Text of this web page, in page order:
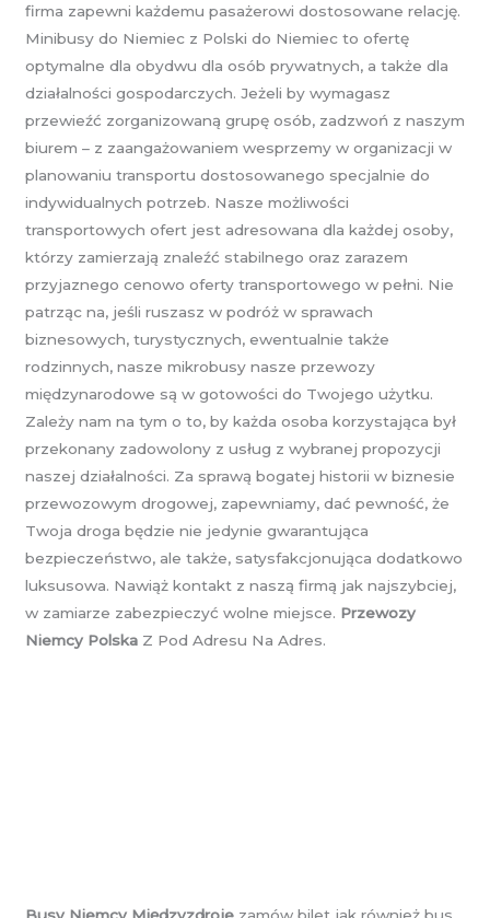
firma zapewni każdemu pasażerowi dostosowane relację.
Minibusy do Niemiec z Polski do Niemiec to ofertę
optymalne dla obydwu dla osób prywatnych, a także dla
działalności gospodarczych. Jeżeli by wymagasz
przewieźć zorganizowaną grupę osób, zadzwoń z naszym
biurem – z zaangażowaniem wesprzemy w organizacji w
planowaniu transportu dostosowanego specjalnie do
indywidualnych potrzeb. Nasze możliwości
transportowych ofert jest adresowana dla każdej osoby,
którzy zamierzają znaleźć stabilnego oraz zarazem
przyjaznego cenowo oferty transportowego w pełni. Nie
patrząc na, jeśli ruszasz w podróż w sprawach
biznesowych, turystycznych, ewentualnie także
rodzinnych, nasze mikrobusy nasze przewozy
międzynarodowe są w gotowości do Twojego użytku.
Zależy nam na tym o to, by każda osoba korzystająca był
przekonany zadowolony z usług z wybranej propozycji
naszej działalności. Za sprawą bogatej historii w biznesie
przewozowym drogowej, zapewniamy, dać pewność, że
Twoja droga będzie nie jedynie gwarantująca
bezpieczeństwo, ale także, satysfakcjonująca dodatkowo
luksusowa. Nawiąż kontakt z naszą firmą jak najszybciej,
w zamiarze zabezpieczyć wolne miejsce. Przewozy
Niemcy Polska Z Pod Adresu Na Adres.
Busy Niemcy Międzyzdroje zamów bilet jak również bus